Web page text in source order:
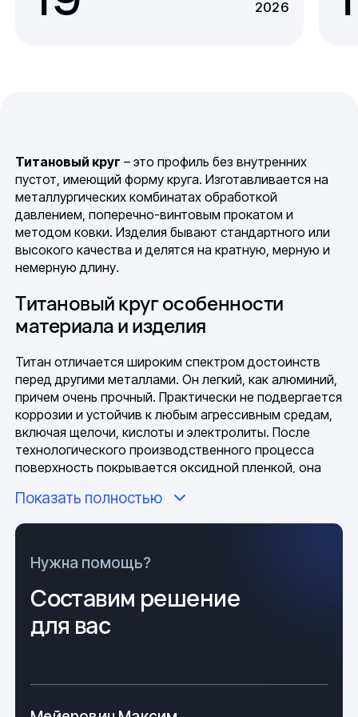
2026
Титановый круг – это профиль без внутренних
пустот, имеющий форму круга. Изготавливается на
металлургических комбинатах обработкой
давлением, поперечно-винтовым прокатом и
методом ковки. Изделия бывают стандартного или
высокого качества и делятся на кратную, мерную и
немерную длину.
Титановый круг особенности
материала и изделия
Титан отличается широким спектром достоинств
перед другими металлами. Он легкий, как алюминий,
причем очень прочный. Практически не подвергается
коррозии и устойчив к любым агрессивным средам,
включая щелочи, кислоты и электролиты. После
технологического производственного процесса
поверхность покрывается оксидной пленкой, она
противостоит морской воде, резким перепадам
температур и атмосферному воздействию. Детали,
максимальной надежностью, малой плотностью,
длительным сроком службы, уникальными
техническими параметрами и устойчивостью к
высоким термическим нагрузкам. Также они
прекрасно свариваются различными видами сварки
Низкая антифрикционность;
Показать полностью
Нужна помощь?
Составим решение
для вас